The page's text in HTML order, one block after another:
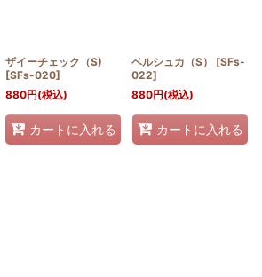
ザイーチェック（S)
[SFs-020]
880円(税込)
カートに入れる
ベルシュカ（S） [SFs-
022]
880円(税込)
カートに入れる